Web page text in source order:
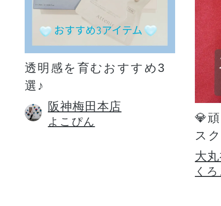
透明感を育むおすすめ3
選♪
阪神梅田本店
よこぴん
💎
ス
大
く